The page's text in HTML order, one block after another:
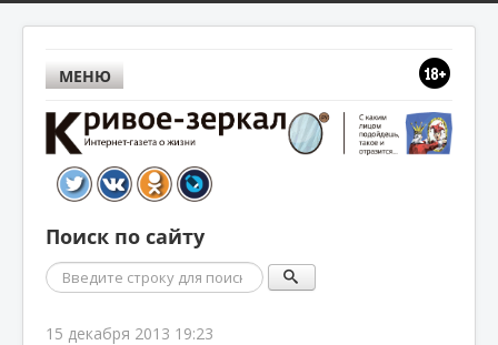
МЕНЮ
Поиск по сайту
Поиск
15 декабря 2013 19:23